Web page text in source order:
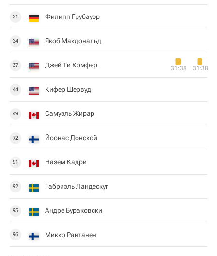
31 Филипп Грубауэр
34 Якоб Макдональд
37 Джей Ти Комфер 31:38 31:38
44 Кифер Шервуд
49 Самуэль Жирар
72 Йоонас Донской
91 Назем Кадри
92 Габриэль Ландескуг
95 Андре Бураковски
96 Микко Рантанен